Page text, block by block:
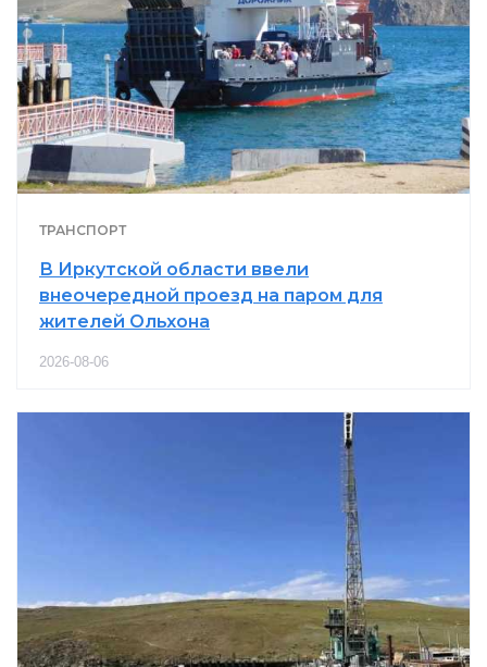
ТРАНСПОРТ
В Иркутской области ввели
внеочередной проезд на паром для
жителей Ольхона
2026-08-06